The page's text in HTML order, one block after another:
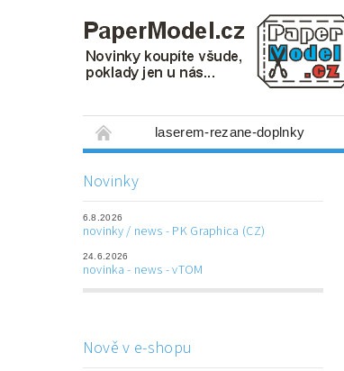
laserem-rezane-doplnky
laserem řezané doplňky 3D
Napište nám Obchodní
Novinky
6.8.2026
novinky / news - PK Graphica (CZ)
24.6.2026
novinka - news - vTOM
Nově v e-shopu